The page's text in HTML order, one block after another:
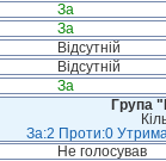
За
За
Відсутній
Відсутній
За
Група
За:2 Проти:0
Не голосував